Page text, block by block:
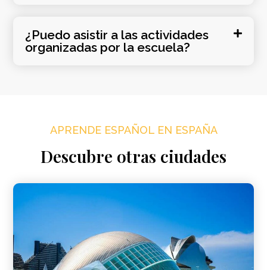
¿Puedo asistir a las actividades
organizadas por la escuela?
APRENDE ESPAÑOL EN ESPAÑA
Descubre otras ciudades